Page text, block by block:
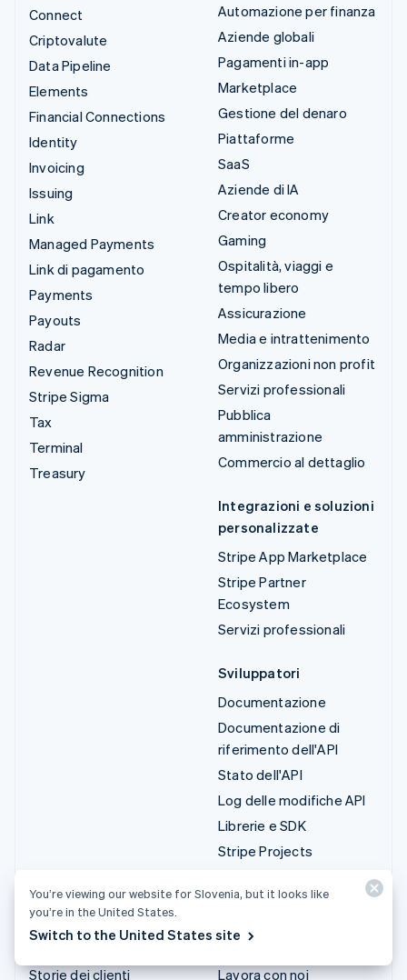
Connect
Criptovalute
Data Pipeline
Elements
Financial Connections
Identity
Invoicing
Issuing
Link
Managed Payments
Link di pagamento
Payments
Payouts
Radar
Revenue Recognition
Stripe Sigma
Tax
Terminal
Treasury
Automazione per finanza
Aziende globali
Pagamenti in-app
Marketplace
Gestione del denaro
Piattaforme
SaaS
Aziende di IA
Creator economy
Gaming
Ospitalità, viaggi e
tempo libero
Assicurazione
Media e intrattenimento
Organizzazioni non profit
Servizi professionali
Pubblica
amministrazione
Commercio al dettaglio
Integrazioni e soluzioni
personalizzate
Stripe App Marketplace
Stripe Partner
Ecosystem
Servizi professionali
Sviluppatori
Documentazione
Documentazione di
riferimento dell'API
Stato dell'API
Log delle modifiche API
Librerie e SDK
Stripe Projects
Risorse
Storie dei clienti
Lavora con noi
You’re viewing our website for Slovenia, but it looks like
you’re in the United States.
Switch to the United States site